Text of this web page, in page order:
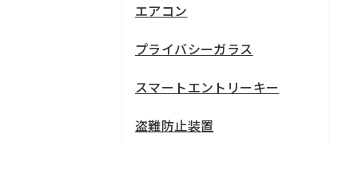
エアコン
プライバシーガラス
スマートエントリーキー
盗難防止装置